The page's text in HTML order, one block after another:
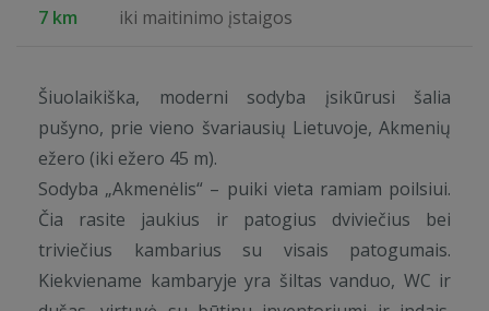
7 km
iki maitinimo įstaigos
Šiuolaikiška, moderni sodyba įsikūrusi šalia
pušyno, prie vieno švariausių Lietuvoje, Akmenių
ežero (iki ežero 45 m).
Sodyba „Akmenėlis“ – puiki vieta ramiam poilsiui.
Čia rasite jaukius ir patogius dviviečius bei
triviečius kambarius su visais patogumais.
Kiekviename kambaryje yra šiltas vanduo, WC ir